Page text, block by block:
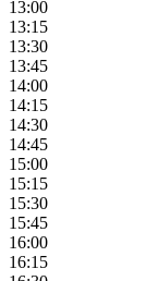
13:00
13:15
13:30
13:45
14:00
14:15
14:30
14:45
15:00
15:15
15:30
15:45
16:00
16:15